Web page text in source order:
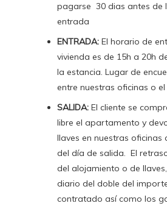
pagarse 30 dias antes de
entrada
ENTRADA: El horario de
vivienda es de 15h a 20h
la estancia. Lugar de
entre nuestras oficinas o
SALIDA: El cliente se
libre el apartamento y
llaves en nuestras oficinas
del día de salida. El
del alojamiento o de
diario del doble del
contratado así como los